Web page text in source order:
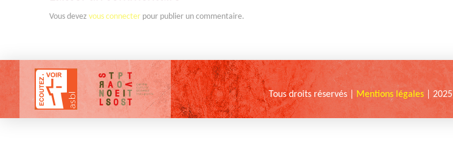
Vous devez vous connecterpour publier un commentaire.
Tous droits réservés | Mentions légales | 2025